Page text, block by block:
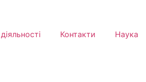
Контакти Наука